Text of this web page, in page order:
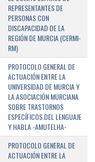
REPRESENTANTES DE
PERSONAS CON
DISCAPACIDAD DE LA
REGIÓN DE MURCIA (CERMI-
RM)
PROTOCOLO GENERAL DE
ACTUACIÓN ENTRE LA
UNIVERSIDAD DE MURCIA Y
LA ASOCIACIÓN MURCIANA
SOBRE TRASTORNOS
ESPECÍFICOS DEL LENGUAJE
Y HABLA -AMUTELHA-
PROTOCOLO GENERAL DE
ACTUACIÓN ENTRE LA